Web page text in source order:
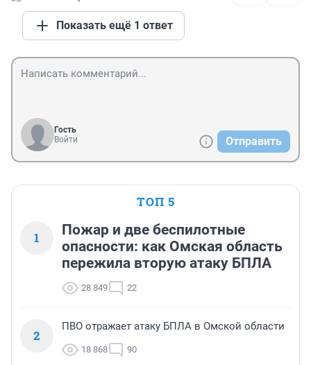
Показать ещё 1 ответ
Гость
Войти
Отправить
ТОП 5
1
Пожар и две беспилотные
опасности: как Омская область
пережила вторую атаку БПЛА
28 849 22
2
ПВО отражает атаку БПЛА в Омской области
18 868 90